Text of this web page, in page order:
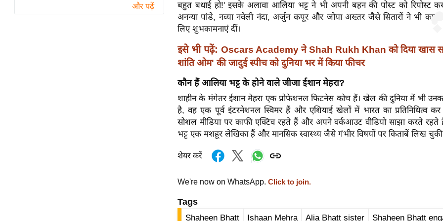
और पढ़ें
बहुत बधाई हो!' इसके अलावा आलिया भट्ट ने भी अपनी बहन की पोस्ट को रिपोस्ट कर
अनन्या पांडे, नव्या नवेली नंदा, अर्जुन कपूर और जोया अख्तर जैसे सितारों ने भी
लिए शुभकामनाएं दीं।
इसे भी पढ़ें: Oscars Academy ने Shah Rukh Khan को दिया खास
शांति ओम' की जादुई स्पीच को दुनिया भर में किया फीचर
कौन हैं आलिया भट्ट के होने वाले जीजा ईशान मेहरा?
शाहीन के मंगेतर ईशान मेहरा एक प्रोफेशनल फिटनेस कोच हैं। खेल की दुनिया में भी
है, वह एक पूर्व इंटरनेशनल स्विमर हैं और एशियाई खेलों में भारत का प्रतिनिधित्व
सोशल मीडिया पर काफी एक्टिव रहते हैं और अपने वर्कआउट वीडियो साझा करते रहते
भट्ट एक मशहूर लेखिका हैं और मानसिक स्वास्थ्य जैसे गंभीर विषयों पर किताबें लिख चुकी
शेयर करें
We're now on WhatsApp. Click to join.
Tags
Shaheen Bhatt Ishaan Mehra Alia Bhatt sister Shaheen Bhatt